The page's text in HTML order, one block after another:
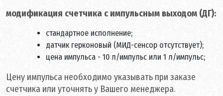
модификация счетчика с импульсным выходом (ДГ):
стандартное исполнение;
датчик герконовый (МИД-сенсор отсутствует);
цена импульса - 10 л/импульс или 1 л/импульс;
Цену импульса необходимо указывать при заказе
счетчика или уточнять у Вашего менеджера.